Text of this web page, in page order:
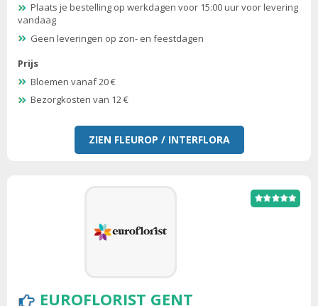
Plaats je bestelling op werkdagen voor 15:00 uur voor levering
vandaag
Geen leveringen op zon- en feestdagen
Prijs
Bloemen vanaf 20 €
Bezorgkosten van 12 €
ZIEN FLEUROP / INTERFLORA
EUROFLORIST GENT